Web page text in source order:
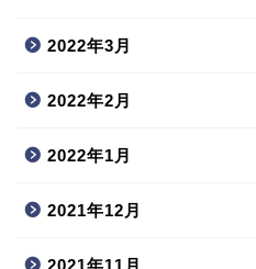
2022年3月
2022年2月
2022年1月
2021年12月
2021年11月